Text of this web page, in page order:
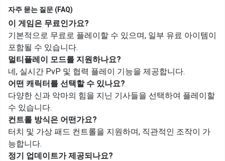
자주 묻는 질문 (FAQ)
이 게임은 무료인가요?
기본적으로 무료로 플레이할 수 있으며, 일부 유료 아이템이
포함될 수 있습니다.
멀티플레이 모드를 지원하나요?
네, 실시간 PvP 및 협력 플레이 기능을 제공합니다.
어떤 캐릭터를 선택할 수 있나요?
다양한 신과 악마의 힘을 지닌 기사들을 선택하여 플레이할
수 있습니다.
컨트롤 방식은 어떤가요?
터치 및 가상 패드 컨트롤을 지원하며, 직관적인 조작이 가
능합니다.
정기 업데이트가 제공되나요?